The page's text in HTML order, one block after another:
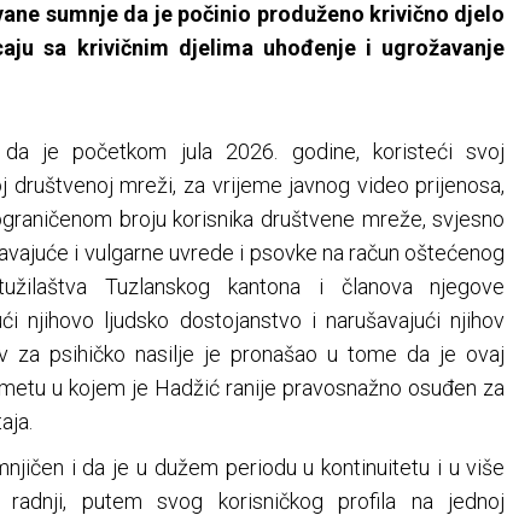
sumnje da je počinio produženo krivično djelo
sa krivičnim djelima uhođenje i ugrožavanje
je početkom jula 2026. godine, koristeći svoj
društvenoj mreži, za vrijeme javnog video prijenosa,
broju korisnika društvene mreže, svjesno
i vulgarne uvrede i psovke na račun oštećenog
Tuzlanskog kantona i članova njegove
njihovo ljudsko dostojanstvo i narušavajući njihov
za psihičko nasilje je pronašao u tome da je ovaj
u kojem je Hadžić ranije pravosnažno osuđen za
i da je u dužem periodu u kontinuitetu i u više
radnji, putem svog korisničkog profila na jednoj